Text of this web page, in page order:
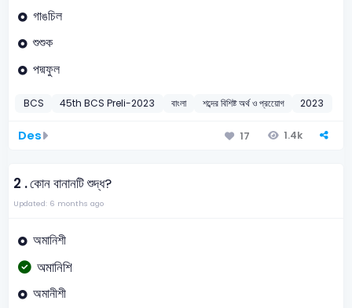
গাঙচিল
শুশুক
পদ্মফুল
BCS 45th BCS Preli-2023 বাংলা শব্দের বিশিষ্ট অর্থ ও প্রয়োেগ 2023
Des 17 1.4k
2 .কোন বানানটি শুদ্ধ?
Updated: 6 months ago
অমানিশী
অমানিশি
অমানীশী